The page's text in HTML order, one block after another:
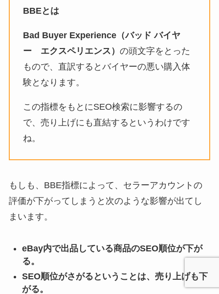
BBEとは
Bad Buyer Experience（バッド バイヤ
ー エクスペリエンス） の頭文字をとった
もので、直訳するとバイヤーの悪い購入体
験となります。
この指標をもとにSEO検索に影響するの
で、売り上げにも直結するというわけです
ね。
もしも、BBE指標によって、セラーアカウントの
評価が下がってしまうと次のような影響が出てし
まいます。
eBay内で出品している商品のSEO順位が下が
る。
SEO順位がさがるということは、売り上げも下
がる。